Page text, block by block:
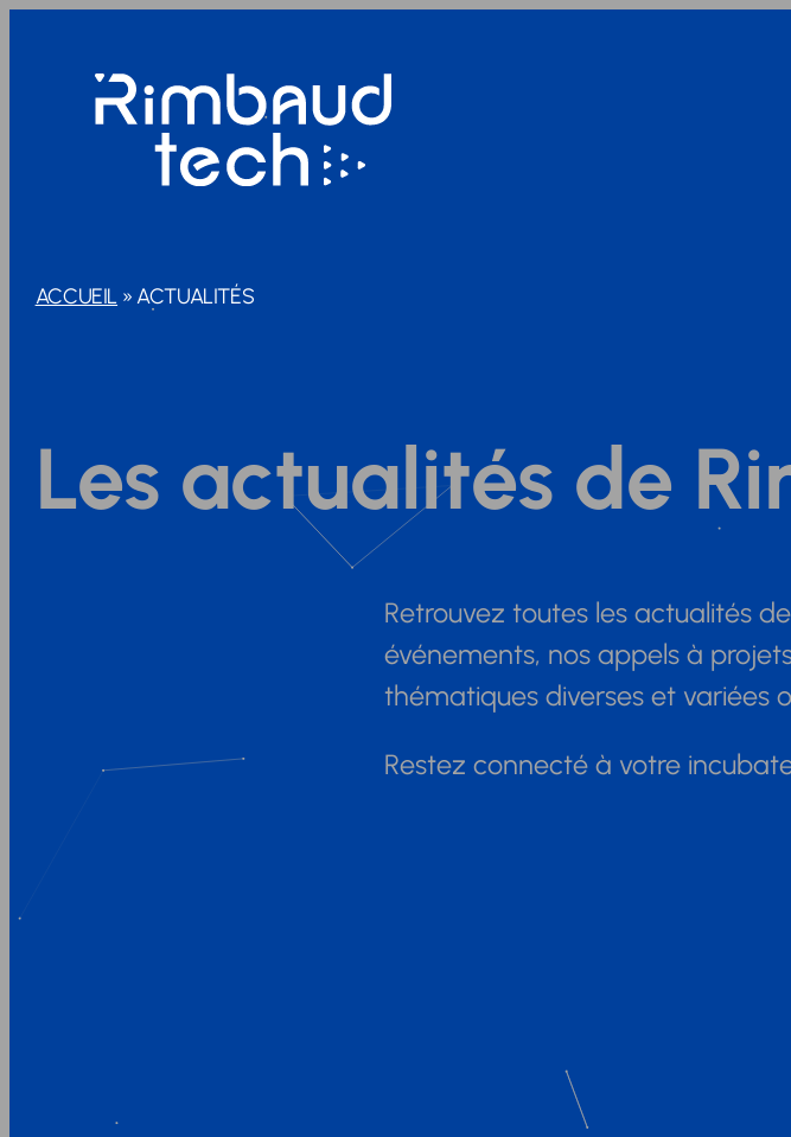
ACCUEIL »ACTUALITÉS
Les actualités de
Retrouvez toutes les actualités
événements, nos appels à
thématiques diverses et variées
Restez connecté à votre